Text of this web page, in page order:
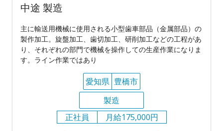
中途 製造
主に輸送用機械に使用される小型歯車部品（金属部品）の
製作加工。旋盤加工、歯切加工、研削加工などの工程があ
り、それぞれの部門で機械を操作しての生産作業になりま
す。ライン作業ではあり
愛知県 豊橋市
製造
正社員
月給175,000円